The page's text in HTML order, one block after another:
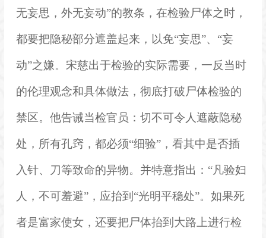
无妄思，外无妄动”的教条，在检验尸体之时，
都要把隐秘部分遮盖起来，以免“妄思”、“妄
动”之嫌。宋慈出于检验的实际需要，一反当时
的伦理观念和具体做法，彻底打破尸体检验的
禁区。他告诫当检官员：切不可令人遮蔽隐秘
处，所有孔窍，都必须“细验”，看其中是否插
入针、刀等致命的异物。并特意指出：“凡验妇
人，不可羞避”，应抬到“光明平稳处”。如果死
者是富家使女，还要把尸体抬到大路上进行检